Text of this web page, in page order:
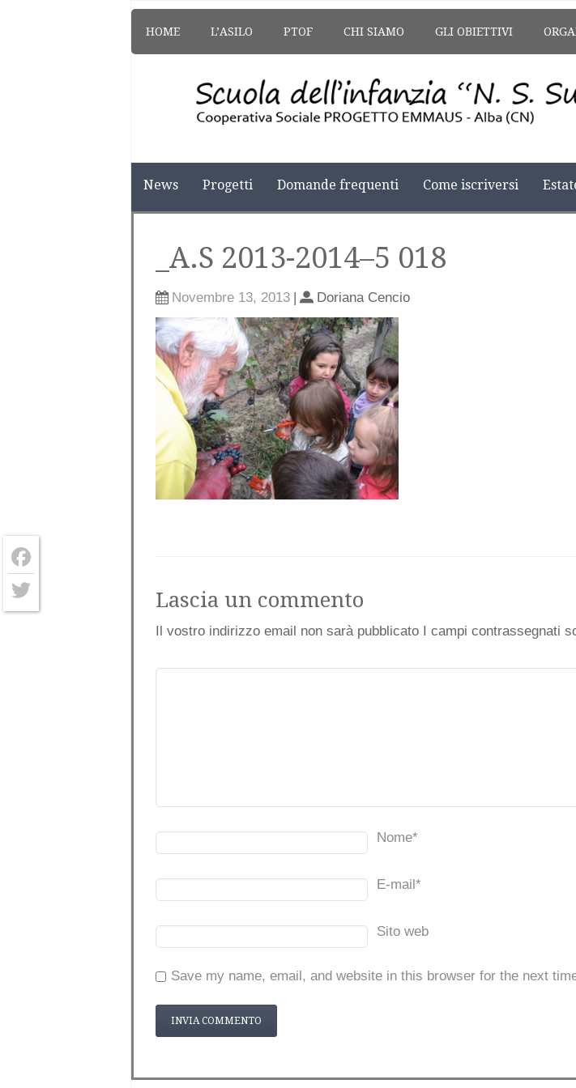
HOME L’ASILO PTOF CHI SIAMO GLI OBIETTIVI
News Progetti Domande frequenti Come iscriversi
_A.S 2013-2014–5 018
Novembre 13, 2013 | Doriana Cencio
Lascia un commento
Il vostro indirizzo email non sarà pubblicato I campi contrassegnati
Nome*
E-mail *
Sito web
Save my name, email, and website in this browser for the next
Facebook
Twitter